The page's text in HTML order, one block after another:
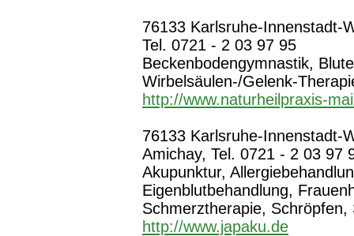
76133 Karlsruhe-Innenstadt-
Tel. 0721 - 2 03 97 95
Beckenbodengymnastik,
Wirbelsäulen-/Gelenk-
http://www.naturheilpraxis-
76133 Karlsruhe-Innenstadt-
Amichay, Tel. 0721 - 2 03 97
Akupunktur,
Eigenblutbehandlung,
Schmerztherapie, Schröpfen,
http://www.japaku.de